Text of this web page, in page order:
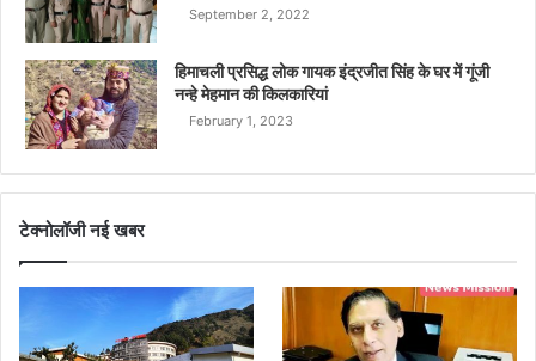
September 2, 2022
हिमाचली प्रसिद्ध लोक गायक इंद्रजीत सिंह के घर में गूंजी
नन्हे मेहमान की किलकारियां
February 1, 2023
टेक्नोलॉजी नई खबर